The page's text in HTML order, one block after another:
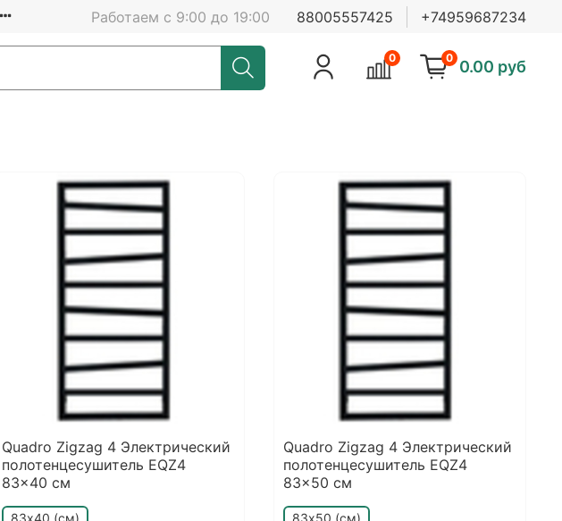
Работаем с 9:00 до 19:00 88005557425 +74959687234
0 0 0.00 руб
Quadro Zigzag 4 Электрический
полотенцесушитель EQZ4
83x40 см
83х40 (см)
Quadro Zigzag 4 Электрический
полотенцесушитель EQZ4
83x50 см
83х50 (см)